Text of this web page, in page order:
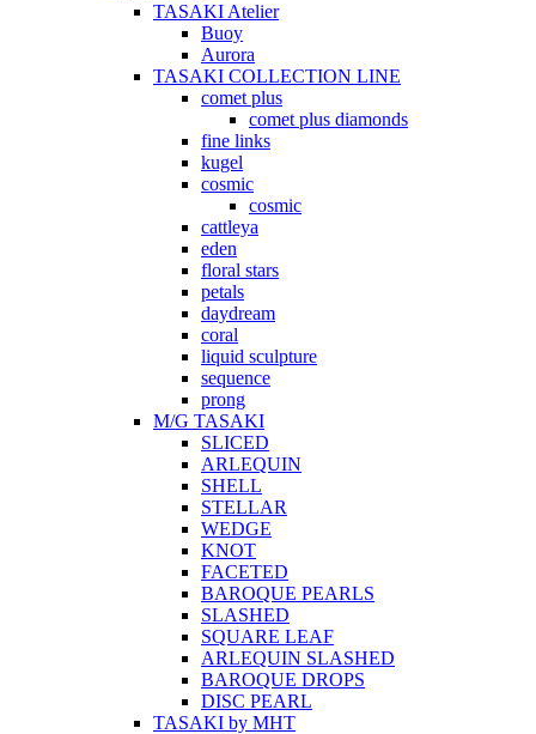
TASAKI Atelier
Buoy
Aurora
TASAKI COLLECTION LINE
comet plus
comet plus diamonds
fine links
kugel
cosmic
cosmic
cattleya
eden
floral stars
petals
daydream
coral
liquid sculpture
sequence
prong
M/G TASAKI
SLICED
ARLEQUIN
SHELL
STELLAR
WEDGE
KNOT
FACETED
BAROQUE PEARLS
SLASHED
SQUARE LEAF
ARLEQUIN SLASHED
BAROQUE DROPS
DISC PEARL
TASAKI by MHT